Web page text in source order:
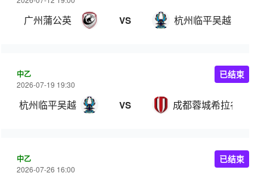
广州蒲公英 VS 杭州临平吴越
中乙
2026-07-19 19:30
杭州临平吴越 VS 成都蓉城希拉谷
已结束
中乙
2026-07-26 16:00
已结束